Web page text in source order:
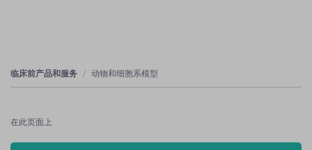
临床前产品和服务 动物和细胞系模型
在此页面上